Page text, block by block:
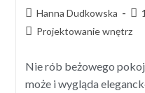
Hanna Dudkowska
Projektowanie wnętrz
Nie rób beżowego
może i wygląda